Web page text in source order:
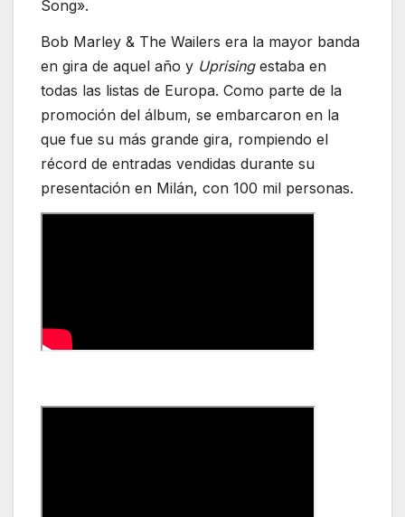
Song».
Bob Marley & The Wailers era la mayor banda
en gira de aquel año y Uprisingestaba en
todas las listas de Europa. Como parte de la
promoción del álbum, se embarcaron en la
que fue su más grande gira, rompiendo el
récord de entradas vendidas durante su
presentación en Milán, con 100 mil personas.